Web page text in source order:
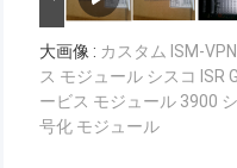
大画像 : カスタム ISM-
ス モジュール シスコ ISR
ービス モジュール 3900
号化 モジュール